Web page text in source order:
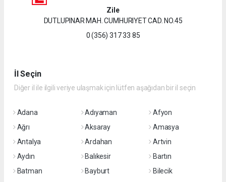
Zile
DUTLUPINAR MAH. CUMHURIYET CAD. NO.45
0 (356) 317 33 85
İl Seçin
Diğer il ile ilgili veriye ulaşmak için lütfen aşağıdan bir il seçin
Adana Adıyaman
Afyon
Ağrı
Aksaray
Amasya
Antalya
Ardahan
Artvin
Aydın
Balıkesir
Bartın
Batman
Bayburt
Bilecik